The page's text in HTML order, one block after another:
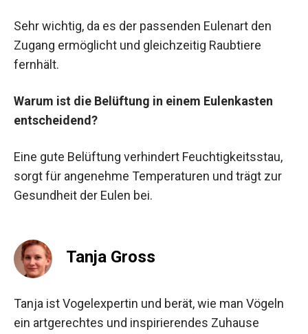
Sehr wichtig, da es der passenden Eulenart den
Zugang ermöglicht und gleichzeitig Raubtiere
fernhält.
Warum ist die Belüftung in einem Eulenkasten
entscheidend?
Eine gute Belüftung verhindert Feuchtigkeitsstau,
sorgt für angenehme Temperaturen und trägt zur
Gesundheit der Eulen bei.
Tanja Gross
Tanja ist Vogelexpertin und berät, wie man Vögeln
ein artgerechtes und inspirierendes Zuhause